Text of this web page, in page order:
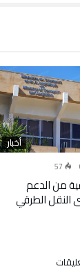
أخبار
57
من الدعم
النقل الطرقي